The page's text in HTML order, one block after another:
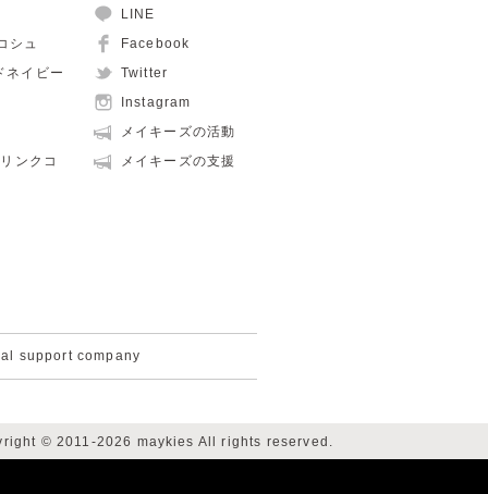
シュ
ネイビー
ンクコ
LINE
Facebook
Twitter
Instagram
メイキーズの活動
メイキーズの支援
support company
© 2011-2026 maykies All rights reserved.